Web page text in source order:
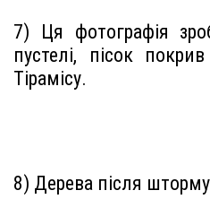
7) Ця фотографія
пустелі, пісок
Тірамісу.
8) Дерева після